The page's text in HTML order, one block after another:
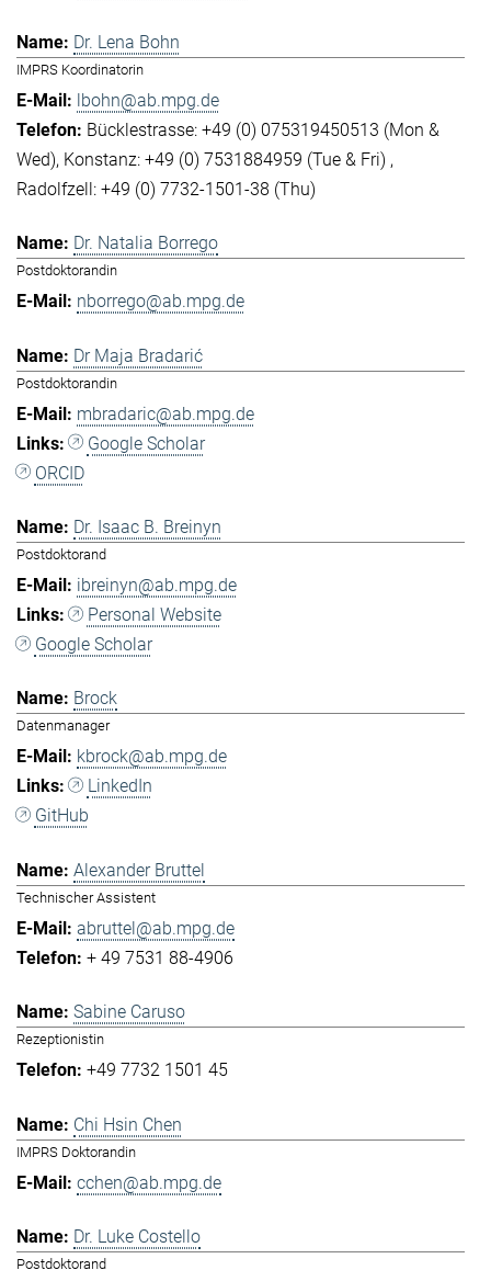
Dr. Lena Bohn
IMPRS Koordinatorin
lbohn@ab.mpg.de
Bücklestrasse: +49 (0) 075319450513 (Mon &
Wed) Konstanz: +49 (0) 7531884959 (Tue & Fri)
Radolfzell: +49 (0) 7732-1501-38 (Thu)
Dr. Natalia Borrego
Postdoktorandin
nborrego@ab.mpg.de
Dr Maja Bradarić
Postdoktorandin
mbradaric@ab.mpg.de
Google Scholar
ORCID
Dr. Isaac B. Breinyn
Postdoktorand
ibreinyn@ab.mpg.de
Personal Website
Google Scholar
Brock
Datenmanager
kbrock@ab.mpg.de
LinkedIn
GitHub
Alexander Bruttel
Technischer Assistent
abruttel@ab.mpg.de
+ 49 7531 88-4906
Sabine Caruso
Rezeptionistin
+49 7732 1501 45
Chi Hsin Chen
IMPRS Doktorandin
cchen@ab.mpg.de
Dr. Luke Costello
Postdoktorand